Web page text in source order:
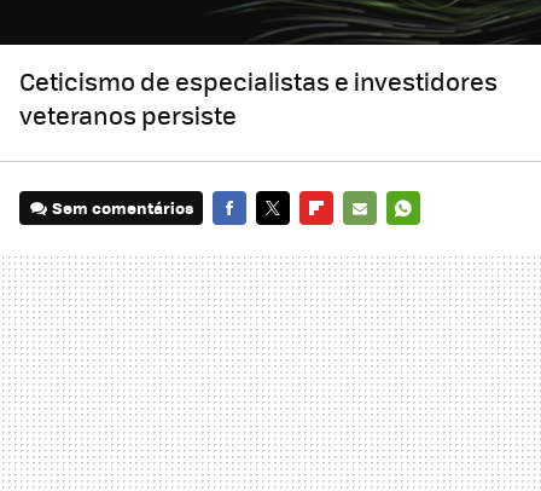
Ceticismo de especialistas e investidores
veteranos persiste
Sem comentários
MAIL